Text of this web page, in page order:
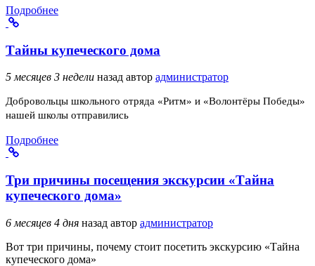
Подробнее
Тайны купеческого дома
5 месяцев 3 недели назад автор администратор
Добровольцы школьного отряда «Ритм» и «Волонтёры Победы»
нашей школы отправились
Подробнее
Три причины посещения экскурсии «Тайна
купеческого дома»
6 месяцев 4 дня назад автор администратор
Вот три причины, почему стоит посетить экскурсию «Тайна
купеческого дома»